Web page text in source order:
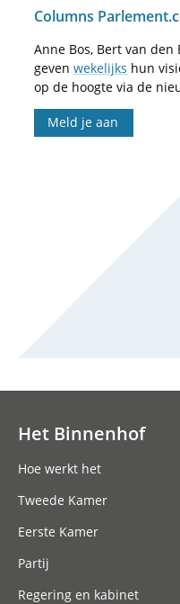
Columns
Anne Bos, Bert van den
geven wekelijks hun
op de hoogte via de
Meld je aan
Het Binnenhof
Hoe werkt het
Tweede Kamer
Eerste Kamer
Partij
Regering en kabinet